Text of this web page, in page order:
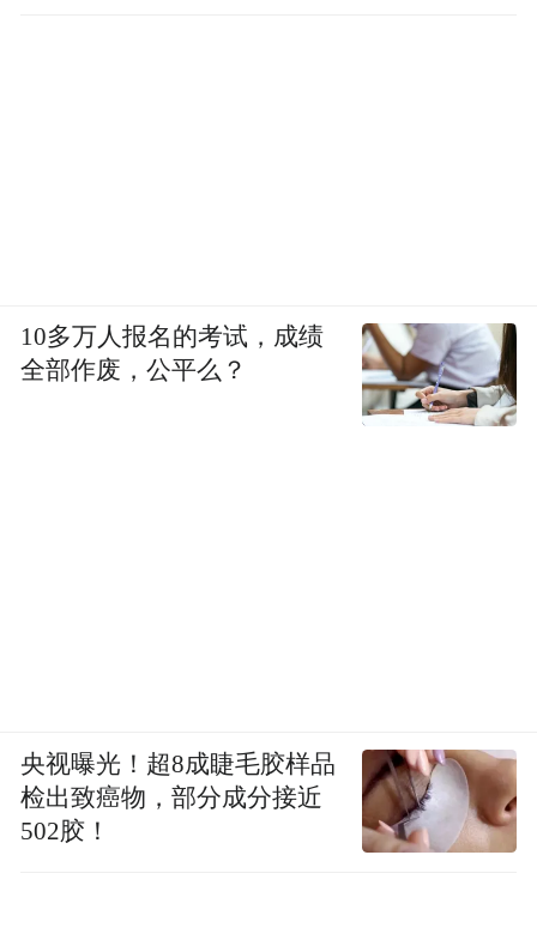
10多万人报名的考试，成绩
全部作废，公平么？
央视曝光！超8成睫毛胶样品
检出致癌物，部分成分接近
502胶！